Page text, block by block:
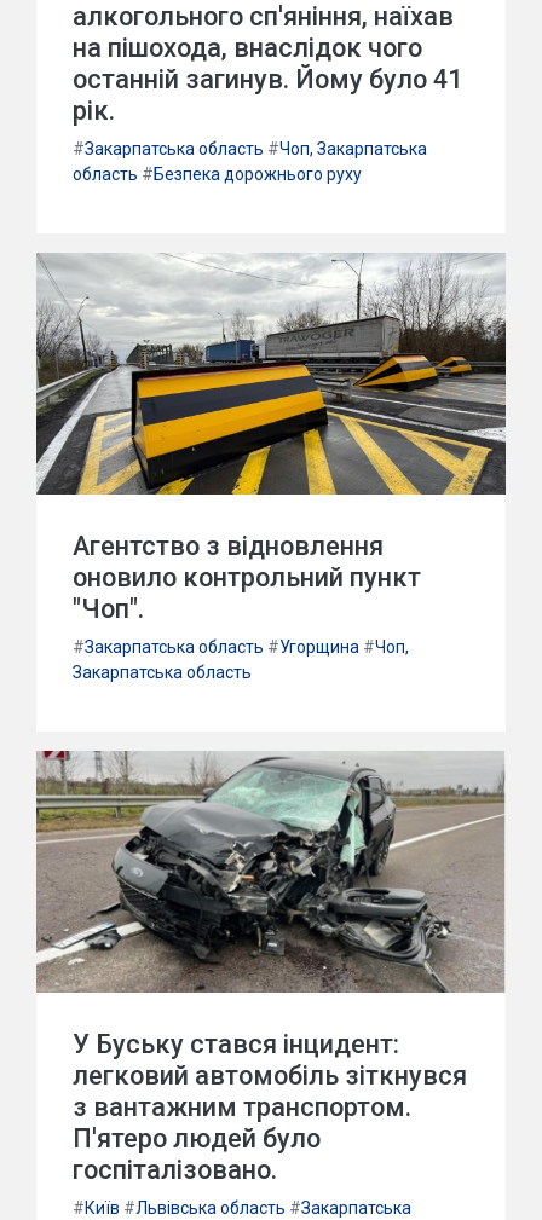
алкогольного сп'яніння, наїхав
на пішохода, внаслідок чого
останній загинув. Йому було 41
рік.
#Закарпатська область #Чоп, Закарпатська
область #Безпека дорожнього руху
Агентство з відновлення
оновило контрольний пункт
"Чоп".
#Закарпатська область #Угорщина #Чоп,
Закарпатська область
У Буську стався інцидент:
легковий автомобіль зіткнувся
з вантажним транспортом.
П'ятеро людей було
госпіталізовано.
#Київ #Львівська область #Закарпатська